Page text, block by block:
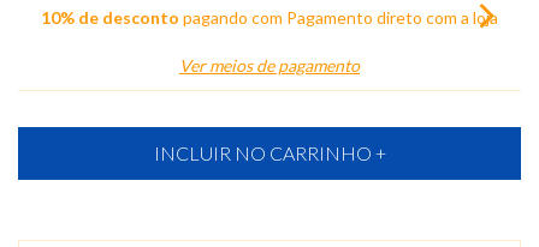
10% de desconto pagando com Pagamento direto com a loja
Ver meios de pagamento